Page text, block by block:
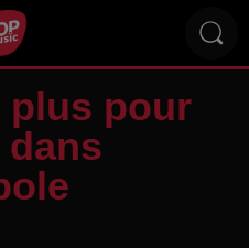
plus pour